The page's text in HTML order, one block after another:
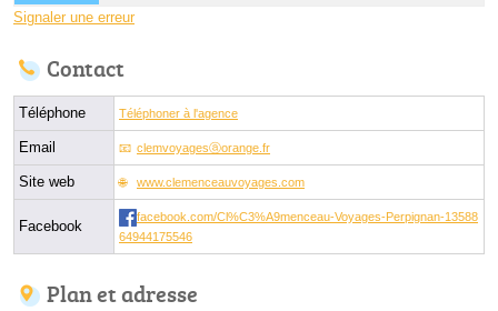
Signaler une erreur
Contact
Téléphone Téléphoner à l'agence
Email clemvoyagesⓐorange.fr
Site web www.clemenceauvoyages.com
Facebook
facebook.com/Cl%C3%A9menceau-Voyages-Perpignan-13588
64944175546
Plan et adresse